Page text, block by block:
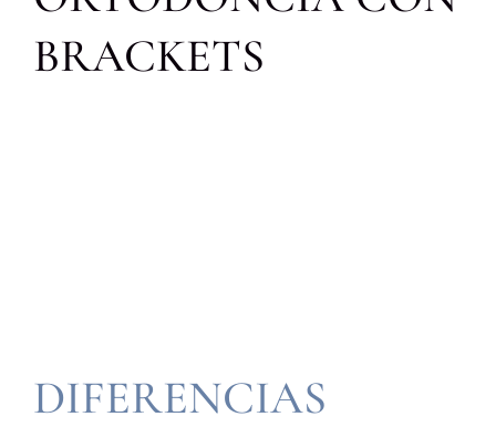
BRACKETS
DIFERENCIAS